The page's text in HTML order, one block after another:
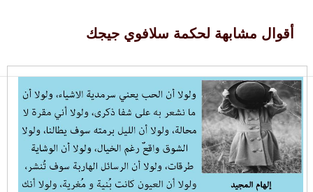
أقوال مشابهة لحكمة سلافوي جيجك